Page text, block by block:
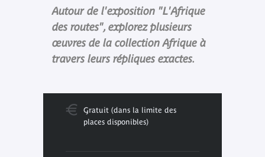
Autour de l'exposition "L'Afrique
des routes", explorez plusieurs
œuvres de la collection Afrique à
travers leurs répliques exactes.
Gratuit (dans la limite des
places disponibles)